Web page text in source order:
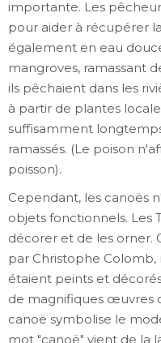
importante. Les
pour aider à récupérer
également en eau
mangroves, ramassant
ils pêchaient dans les
à partir de plantes
suffisamment
ramassés. (Le poison
poisson).
Cependant, les canoës
objets fonctionnels. Les
décorer et de les orner.
par Christophe Colomb,
étaient peints et
de magnifiques œuvres
canoë symbolise le
mot "canoë" vient de la